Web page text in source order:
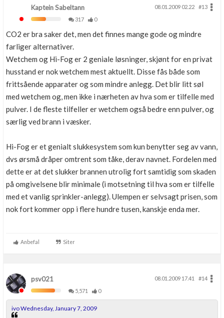
Kaptein Sabeltann 08.01.2009 02.22
#13
317
0
CO2 er bra saker det, men det finnes mange gode og mindre
farliger alternativer.
Wetchem og Hi-Fog er 2 geniale løsninger, skjønt for en privat
husstand er nok wetchem mest aktuellt. Disse fås både som
frittsående apparater og som mindre anlegg. Det blir litt søl
med wetchem og, men ikke i nærheten av hva som er tilfelle med
pulver. I de fleste tilfeller er wetchem også bedre enn pulver, og
særlig ved brann i væsker.
Hi-Fog er et genialt slukkesystem som kun benytter seg av vann,
dvs ørsmå dråper omtrent som tåke, derav navnet. Fordelen med
dette er at det slukker brannen utrolig fort samtidig som skaden
på omgivelsene blir minimale (i motsetning til hva som er tilfelle
med et vanlig sprinkler-anlegg). Ulempen er selvsagt prisen, som
nok fort kommer opp i flere hundre tusen, kanskje enda mer.
Anbefal Siter
psv021 08.01.2009 17.41
#14
5,571
0
ivo Wednesday, January 7, 2009